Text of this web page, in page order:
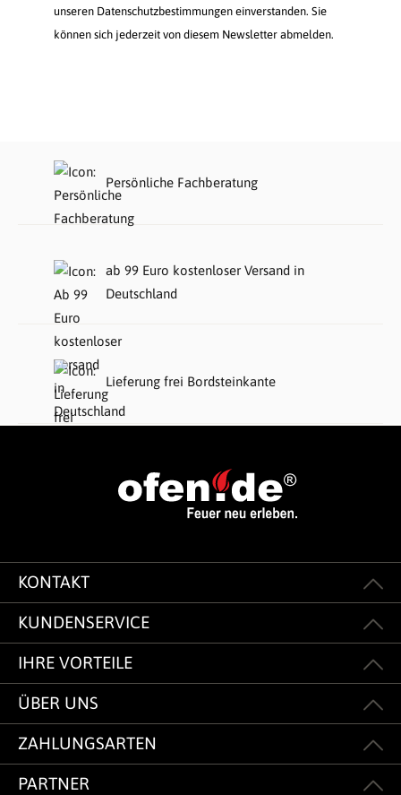
unseren Datenschutzbestimmungen einverstanden. Sie
können sich jederzeit von diesem Newsletter abmelden.
Persönliche Fachberatung
ab 99 Euro kostenloser Versand in
Deutschland
Lieferung frei Bordsteinkante
KONTAKT
KUNDENSERVICE
IHRE VORTEILE
ÜBER UNS
ZAHLUNGSARTEN
PARTNER